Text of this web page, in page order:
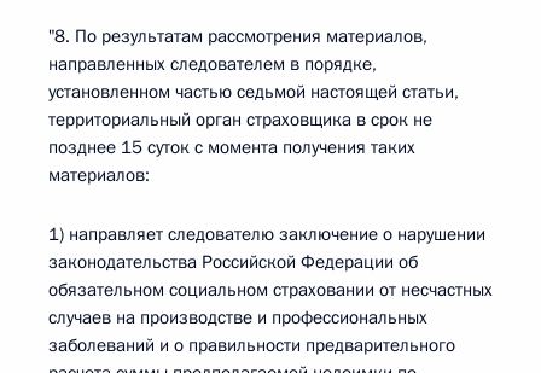
"8. По результатам рассмотрения материалов,
направленных следователем в порядке,
установленном частью седьмой настоящей статьи,
территориальный орган страховщика в срок не
позднее 15 суток с момента получения таких
материалов:
1) направляет следователю заключение о нарушении
законодательства Российской Федерации об
обязательном социальном страховании от несчастных
случаев на производстве и профессиональных
заболеваний и о правильности предварительного